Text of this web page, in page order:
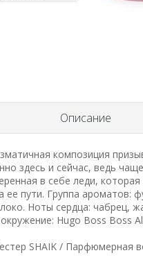
Описание
композиция
здесь и сейчас, ведь
в себе леди,
ее пути. Группа ароматов:
Ноты сердца: чабрец,
Hugo Boss Boss
SHAIK / Парфюмерная